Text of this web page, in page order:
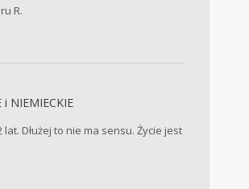
R.
i NIEMIECKIE
Dłużej to nie ma sensu. Życie jest